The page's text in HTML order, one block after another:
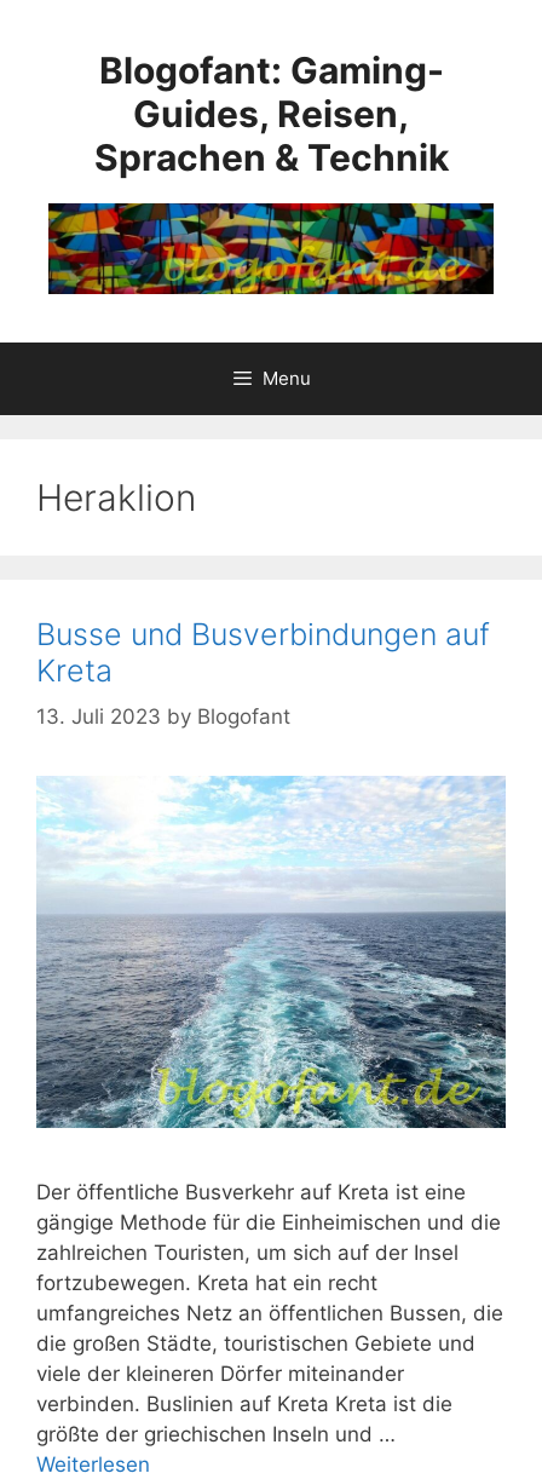
Blogofant: Gaming-
Guides, Reisen,
Sprachen & Technik
Menu
Heraklion
Busse und Busverbindungen auf
Kreta
13. Juli 2023 by Blogofant
Der öffentliche Busverkehr auf Kreta ist eine
gängige Methode für die Einheimischen und die
zahlreichen Touristen, um sich auf der Insel
fortzubewegen. Kreta hat ein recht
umfangreiches Netz an öffentlichen Bussen, die
die großen Städte, touristischen Gebiete und
viele der kleineren Dörfer miteinander
verbinden. Buslinien auf Kreta Kreta ist die
größte der griechischen Inseln und …
Weiterlesen